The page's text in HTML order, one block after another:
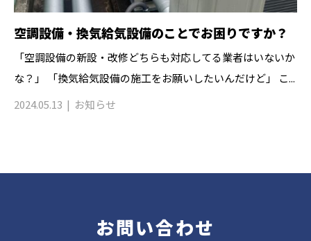
空調設備・換気給気設備のことでお困りですか？
「空調設備の新設・改修どちらも対応してる業者はいないか
な？」 「換気給気設備の施工をお願いしたいんだけど」 こ...
2024.05.13
お知らせ
お問い合わせ